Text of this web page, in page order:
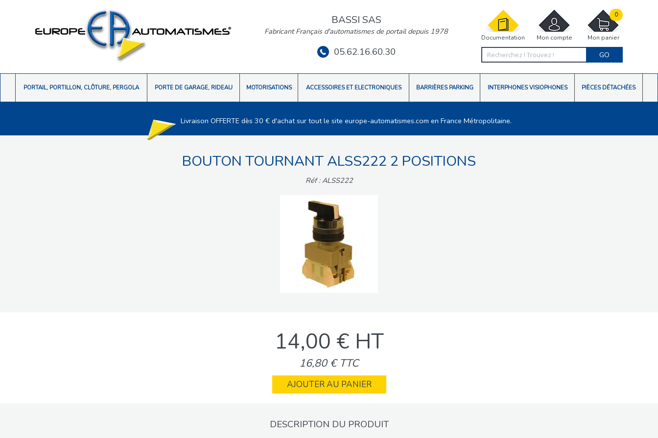
Documentation Mon compte Mon panier
0
GO
BASSI SAS
Fabricant Français d'automatismes de portail depuis 1978
05.62.16.60.30
PORTAIL, PORTILLON, CLÔTURE, PERGOLA PORTE DE GARAGE, RIDEAU MOTORISATIONS ACCESSOIRES ET ELECTRONIQUES BARRIÈRES PARKING INTERPHONES VISIOPHONES PIÈCES DÉTACHÉES
Livraison OFFERTE dès 30 € d'achat sur tout le site europe-automatismes.com en France Métropolitaine.
BOUTON TOURNANT ALSS222 2 POSITIONS
Réf : ALSS222
14,00 € HT
16,80 € TTC
AJOUTER AU PANIER
DESCRIPTION DU PRODUIT